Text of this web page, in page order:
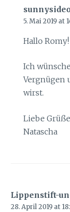
5. Mai 2019 at
Hallo Romy!
Ich
Vergnügen
wirst.
Liebe
Natascha
Lippenstift-
28. April 2019 at